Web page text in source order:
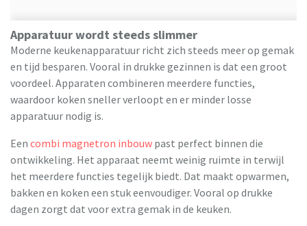
Apparatuur wordt steeds slimmer
Moderne keukenapparatuur richt zich steeds meer op gemak
en tijd besparen. Vooral in drukke gezinnen is dat een groot
voordeel. Apparaten combineren meerdere functies,
waardoor koken sneller verloopt en er minder losse
apparatuur nodig is.
Een combi magnetron inbouw past perfect binnen die
ontwikkeling. Het apparaat neemt weinig ruimte in terwijl
het meerdere functies tegelijk biedt. Dat maakt opwarmen,
bakken en koken een stuk eenvoudiger. Vooral op drukke
dagen zorgt dat voor extra gemak in de keuken.